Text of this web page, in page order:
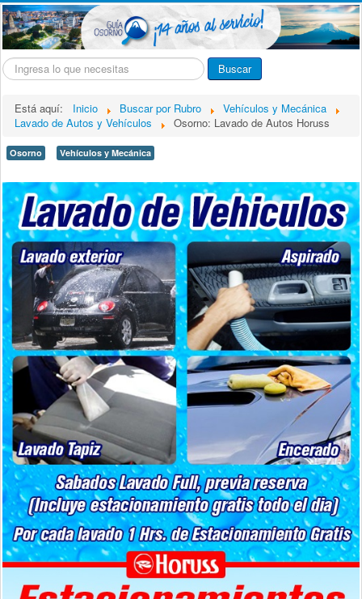
Buscar... Buscar
Está aquí: Inicio Buscar por Rubro
Vehículos y Mecánica
Lavado de Autos y Vehículos
Osorno: Lavado de Autos Horuss
Osorno Vehículos y Mecánica